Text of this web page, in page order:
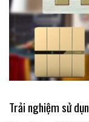
Trải nghiệm sử